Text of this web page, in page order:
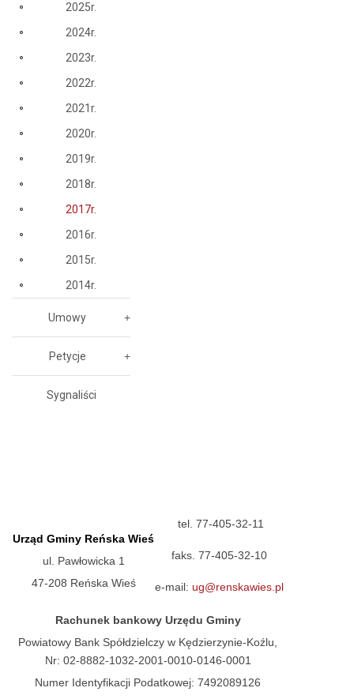
2025r.
2024r.
2023r.
2022r.
2021r.
2020r.
2019r.
2018r.
2017r.
2016r.
2015r.
2014r.
Umowy
Petycje
Sygnaliści
Urząd Gminy Reńska Wieś
ul. Pawłowicka 1
47-208 Reńska Wieś
tel. 77-405-32-11
faks. 77-405-32-10
e-mail: ug@renskawies.pl
Rachunek bankowy Urzędu Gminy
Powiatowy Bank Spółdzielczy w Kędzierzynie-Koźlu,
Nr: 02-8882-1032-2001-0010-0146-0001
Numer Identyfikacji Podatkowej: 7492089126